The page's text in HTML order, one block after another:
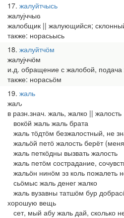
17 жалуйтчысь
жалујччыԍ
жалобщик || жалующийся;
также: норасьысь
18 жалуйтчӧм
жалујччӧм
и.д. обращение с жалобой,
также: норасьӧм
19 жаль
жаԉ
в разн.знач. жаль, жалко || жалость
вокӧй жаль жаль брата
жаль тӧдтӧм безжалостный, не
жальӧй петӧ жалость берёт
жаль петкӧдны вызвать жалость
жаль петӧм сострадание,
жальӧн нинӧм эз коль пожалеть
сьӧмыс жаль денег жалко
жаль вузавны татшӧм бур
хорошую вещь
сет, мый абу жаль дай, сколько